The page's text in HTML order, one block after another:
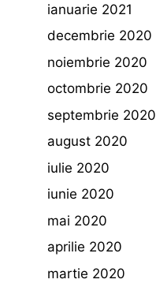
ianuarie 2021
decembrie 2020
noiembrie 2020
octombrie 2020
septembrie 2020
august 2020
iulie 2020
iunie 2020
mai 2020
aprilie 2020
martie 2020